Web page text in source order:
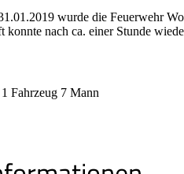
wurde die Feuerwehr
konnte nach ca. einer Stunde
Fahrzeug 7 Mann